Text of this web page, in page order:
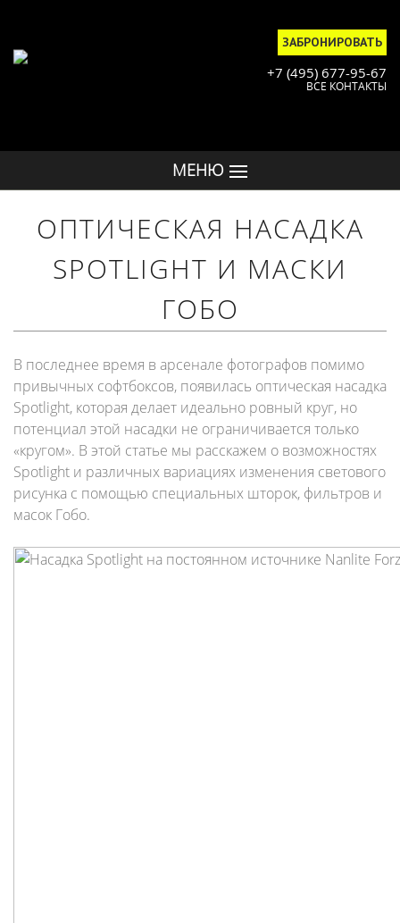
ЗАБРОНИРОВАТЬ
+7 (495) 677-95-67
ВСЕ КОНТАКТЫ
МЕНЮ
ОПТИЧЕСКАЯ НАСАДКА
SPOTLIGHT И МАСКИ
ГОБО
В последнее время в арсенале фотографов помимо
привычных софтбоксов, появилась оптическая насадка
Spotlight, которая делает идеально ровный круг, но
потенциал этой насадки не ограничивается только
«кругом». В этой статье мы расскажем о возможностях
Spotlight и различных вариациях изменения светового
рисунка с помощью специальных шторок, фильтров и
масок Гобо.